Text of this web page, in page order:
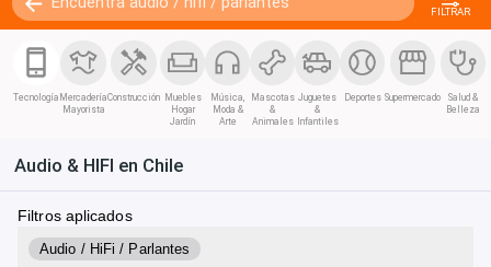
FILTRAR
Tecnología Mercadería
Mayorista
Construcción Muebles
Hogar
Jardín
Música,
Moda &
Arte
Mascotas
&
Animales
Juguetes
&
Infantiles
Deportes Supermercado
Salud &
Belleza
Audio & HIFI en Chile
Filtros aplicados
Audio / HiFi / Parlantes